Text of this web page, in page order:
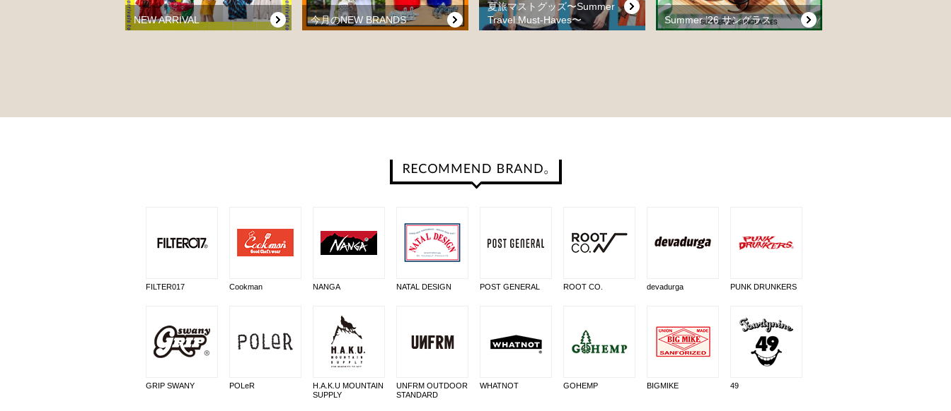
NEW ARRIVAL 今月のNEW BRANDS
夏旅マストグッズ〜Summer
Travel Must-Haves〜
Summer ’26 サングラス
FILTER017 Cookman NANGA NATAL DESIGN POST GENERAL ROOT CO. devadurga PUNK DRUNKERS
GRIP SWANY POLeR
H.A.K.U MOUNTAIN
SUPPLY
UNFRM OUTDOOR
STANDARD
WHATNOT GOHEMP BIGMIKE 49